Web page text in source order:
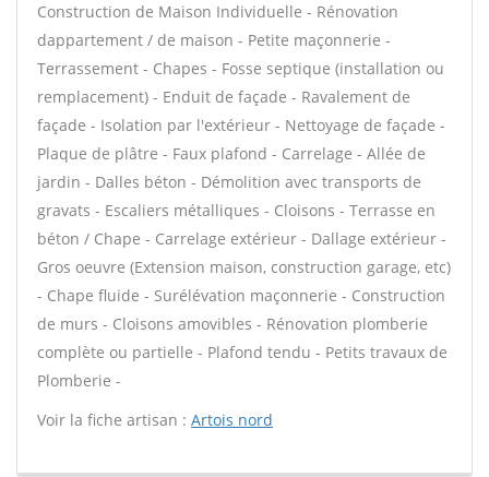
Construction de Maison Individuelle - Rénovation
dappartement / de maison - Petite maçonnerie -
Terrassement - Chapes - Fosse septique (installation ou
remplacement) - Enduit de façade - Ravalement de
façade - Isolation par l'extérieur - Nettoyage de façade -
Plaque de plâtre - Faux plafond - Carrelage - Allée de
jardin - Dalles béton - Démolition avec transports de
gravats - Escaliers métalliques - Cloisons - Terrasse en
béton / Chape - Carrelage extérieur - Dallage extérieur -
Gros oeuvre (Extension maison, construction garage, etc)
- Chape fluide - Surélévation maçonnerie - Construction
de murs - Cloisons amovibles - Rénovation plomberie
complète ou partielle - Plafond tendu - Petits travaux de
Plomberie -
Voir la fiche artisan : Artois nord